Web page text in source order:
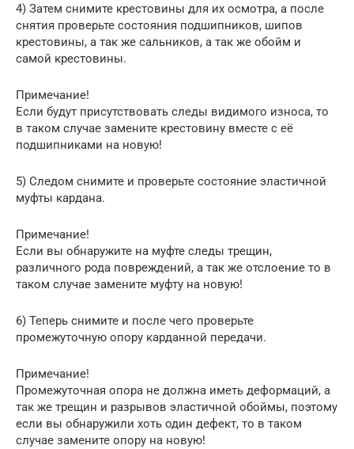
4) Затем снимите крестовины для их осмотра, а после
снятия проверьте состояния подшипников, шипов
крестовины, а так же сальников, а так же обойм и
самой крестовины.
Примечание!
Если будут присутствовать следы видимого износа, то
в таком случае замените крестовину вместе с её
подшипниками на новую!
5) Следом снимите и проверьте состояние эластичной
муфты кардана.
Примечание!
Если вы обнаружите на муфте следы трещин,
различного рода повреждений, а так же отслоение то в
таком случае замените муфту на новую!
6) Теперь снимите и после чего проверьте
промежуточную опору карданной передачи.
Примечание!
Промежуточная опора не должна иметь деформаций, а
так же трещин и разрывов эластичной обоймы, поэтому
если вы обнаружили хоть один дефект, то в таком
случае замените опору на новую!